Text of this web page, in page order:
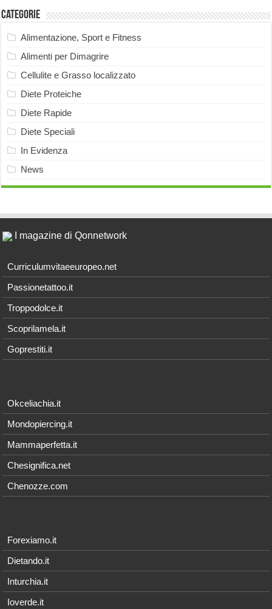
Categorie
Alimentazione, Sport e Fitness
Alimenti per Dimagrire
Cellulite e Grasso localizzato
Diete Proteiche
Diete Rapide
Diete Speciali
In Evidenza
News
I magazine di Qonnetwork
Curriculumvitaeeuropeo.net
Passionetattoo.it
Troppodolce.it
Scoprilamela.it
Goprestiti.it
Okceliachia.it
Mondopiercing.it
Mammaperfetta.it
Chesignifica.net
Chenozze.com
Forexiamo.it
Dietando.it
Inturchia.it
Ioverde.it